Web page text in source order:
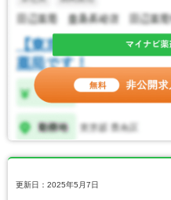
更新日：2025年5月7日